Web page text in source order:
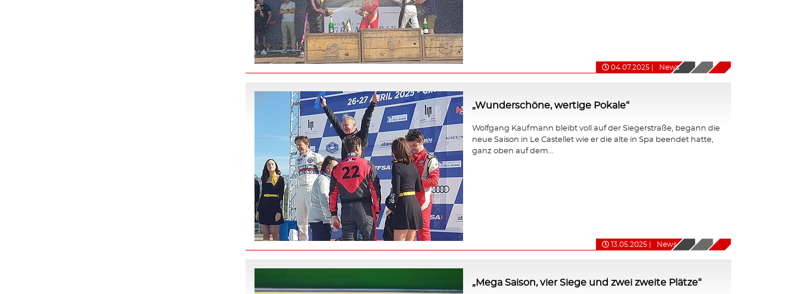
04.07.2025 News
„Wunderschöne, wertige Pokale“
Wolfgang Kaufmann bleibt voll auf der Siegerstraße, begann die
neue Saison in Le Castellet wie er die alte in Spa beendet hatte,
ganz oben auf dem...
13.05.2025 News
„Mega Saison, vier Siege und zwei zweite Plätze“